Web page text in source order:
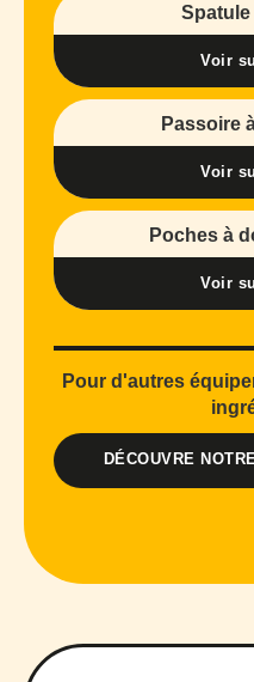
Voir
Passoire
Voir
Poches à
Voir
Pour d'autres
DÉCOUVRE